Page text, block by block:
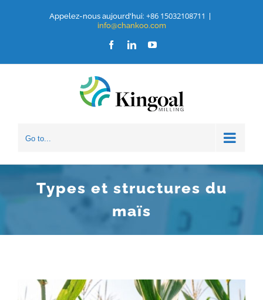
Appelez-nous aujourd'hui: +86 15032108711
info@chankoo.com
FacebookLinkedInYoutube
Go to...
Types et structures du
maïs